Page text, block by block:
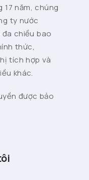
năm, chúng
ty nước
chiều bao
thức,
tích hợp và
khác.
được bảo